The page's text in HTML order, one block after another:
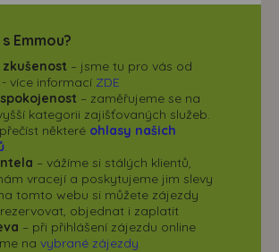
Emmou?
– jsme tu pro vás od
- více informací ZDE
– zaměřujeme se na
kategorii zajišťovaných služeb.
některé ohlasy našich
– vážíme si stálých klientů,
vracejí a poskytujeme jim slevy
tomto webu si můžete zájezdy
objednat i zaplatit
– při přihlášení zájezdu online
na vybrané zájezdy